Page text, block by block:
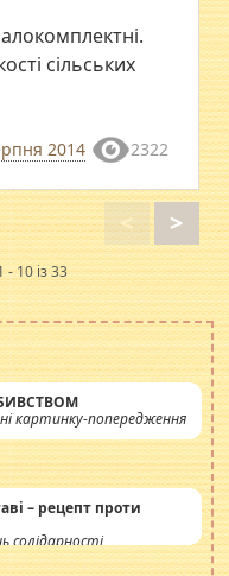
сільських
2014 2322
< >
10 із 33
картинку-попередження
– рецепт проти
солідарності